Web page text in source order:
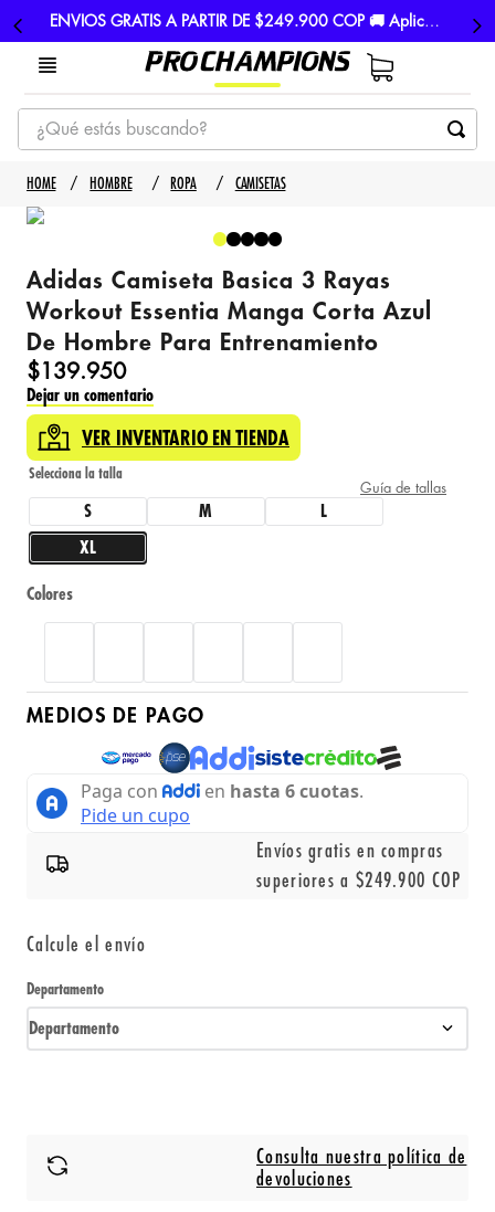
ENVIOS GRATIS A PARTIR DE $249.900 COP 🚚 Aplican TyC
¿Qué estás buscando?
TÉRMINOS MÁS BUSCADOS
1
3. nike
4 guayos
5. gorras
HOMBRE ROPA CAMISETAS
Adidas Camiseta Basica 3 Rayas
Workout Essentia Manga Corta Azul
De Hombre Para Entrenamiento
$139.950
Dejar un comentario
VER INVENTARIO EN TIENDA
Guía de tallas
S M L
XL
Colores
MEDIOS DE PAGO
Envíos gratis en compras
superiores a $249.900 COP
Calcule el envío
Departamento
Departamento
Consulta nuestra política de
devoluciones